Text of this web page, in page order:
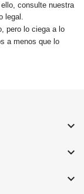
consulte nuestra
legal.
pero lo ciega a lo
a menos que lo


